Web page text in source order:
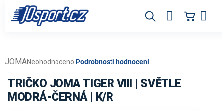
obsah
Průměrné
produktu
je
0,0
Neohodnoceno Podrobnosti hodnocení
JOMA
TRIČKO JOMA TIGER VIII | SVĚTLE
MODRÁ-ČERNÁ | K/R